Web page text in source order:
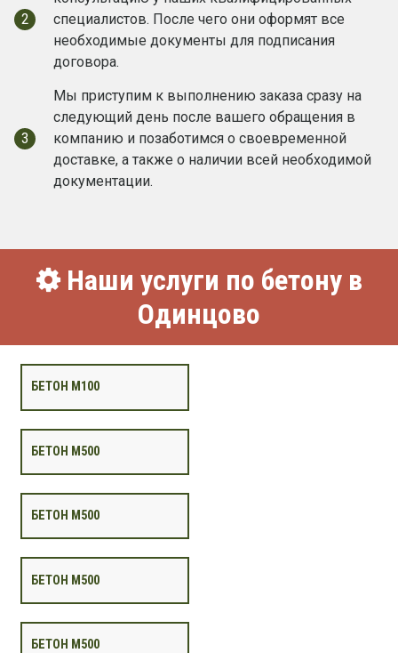
2
специалистов. После чего они оформят все
необходимые документы для подписания
договора.
3
Мы приступим к выполнению заказа сразу на
следующий день после вашего обращения в
компанию и позаботимся о своевременной
доставке, а также о наличии всей необходимой
документации.
Наши услуги по бетону в
Одинцово
БЕТОН М100
БЕТОН М500
БЕТОН М500
БЕТОН М500
БЕТОН М500